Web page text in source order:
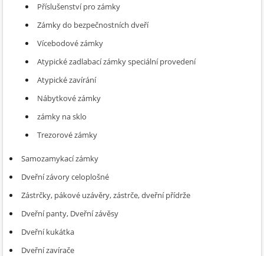
Příslušenství pro zámky
Zámky do bezpečnostních dveří
Vícebodové zámky
Atypické zadlabací zámky speciální provedení
Atypické zavírání
Nábytkové zámky
zámky na sklo
Trezorové zámky
Samozamykací zámky
Dveřní závory celoplošné
Zástrčky, pákové uzávěry, zástrče, dveřní přídrže
Dveřní panty, Dveřní závěsy
Dveřní kukátka
Dveřní zavírače